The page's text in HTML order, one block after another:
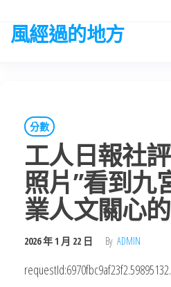
the
風經過的地方
分數
工人日報社
照片”看到九
業人文關心
2026 年 1 月 22 日 By ADMIN
requestId:6970fbc9af23f2.59895132.